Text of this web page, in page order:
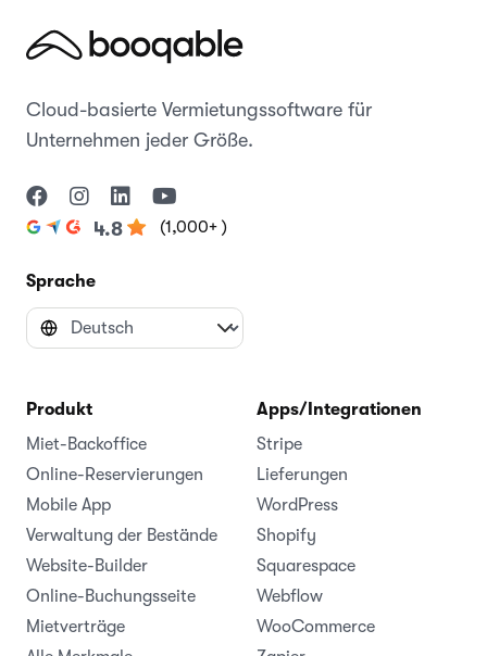
Cloud-basierte Vermietungssoftware für
Unternehmen jeder Größe.
4.8 (1,000+ )
Sprache
Produkt
Miet-Backoffice
Online-Reservierungen
Mobile App
Verwaltung der Bestände
Website-Builder
Online-Buchungsseite
Mietverträge
Apps/Integrationen
Stripe
Lieferungen
WordPress
Shopify
Squarespace
Webflow
WooCommerce